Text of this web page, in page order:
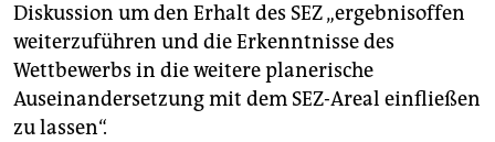
Diskussion um den Erhalt des SEZ „ergebnisoffen
weiterzuführen und die Erkenntnisse des
Wettbewerbs in die weitere planerische
Auseinandersetzung mit dem SEZ-Areal einfließen
zu lassen“.